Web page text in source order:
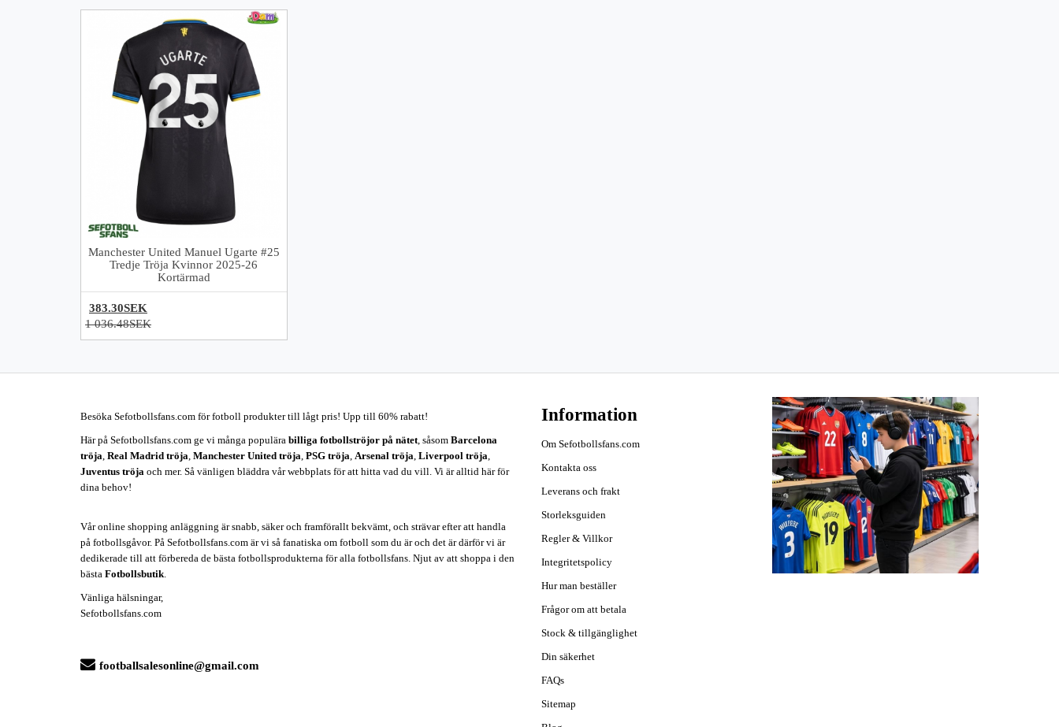
Manchester United Manuel Ugarte #25
Tredje Tröja Kvinnor 2025-26
Kortärmad
383.30SEK
1 036.48SEK
Besöka Sefotbollsfans.com för fotboll produkter till lågt pris! Upp till 60% rabatt!
Här på Sefotbollsfans.com ge vi många populära billiga fotbollströjor på nätet, såsom Barcelona
tröja, Real Madrid tröja, Manchester United tröja, PSG tröja, Arsenal tröja, Liverpool tröja,
Juventus tröja och mer. Så vänligen bläddra vår webbplats för att hitta vad du vill. Vi är alltid här för
dina behov!
Vår online shopping anläggning är snabb, säker och framförallt bekvämt, och strävar efter att handla
på fotbollsgåvor. På Sefotbollsfans.com är vi så fanatiska om fotboll som du är och det är därför vi är
dedikerade till att förbereda de bästa fotbollsprodukterna för alla fotbollsfans. Njut av att shoppa i den
bästa Fotbollsbutik.
Vänliga hälsningar,
Sefotbollsfans.com
footballsalesonline@gmail.com
Information
Om Sefotbollsfans.com
Kontakta oss
Leverans och frakt
Storleksguiden
Regler & Villkor
Integritetspolicy
Hur man beställer
Frågor om att betala
Stock & tillgänglighet
Din säkerhet
FAQs
Sitemap